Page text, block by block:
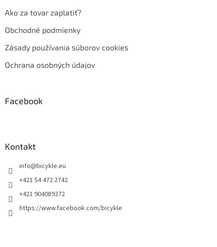
Ako za tovar zaplatiť?
Obchodné podmienky
Zásady používania súborov cookies
Ochrana osobných údajov
Facebook
Kontakt
info@bicykle.eu
+421 54 472 2742
+421 904089272
https://www.facebook.com/bicykle